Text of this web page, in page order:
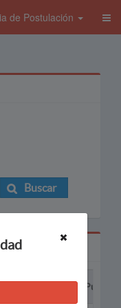
de Postulación
Buscar
Puesto